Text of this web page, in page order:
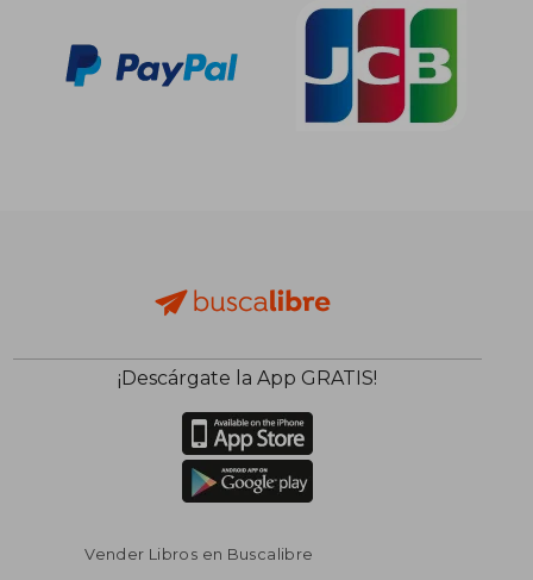
¡Descárgate la App GRATIS!
Vender Libros en Buscalibre